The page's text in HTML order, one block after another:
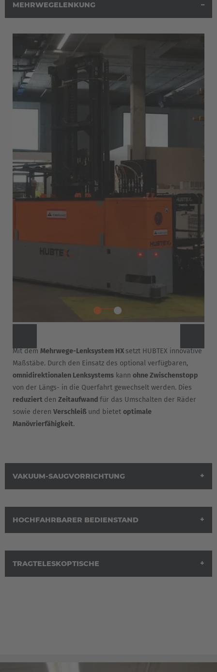
MEHRWEGELENKUNG
Mit dem Mehrwege-Lenksystem HX setzt HUBTEX innovative
Maßstäbe. Durch den Einsatz des optional verfügbaren,
omnidirektionalen Lenksystems kann ohne Zwischenstopp
von der Längs- in die Querfahrt gewechselt werden. Dies
reduziert den Zeitaufwand für das Umschalten der Räder
sowie deren Verschleiß und bietet optimale
Manövrierfähigkeit.
VAKUUM-SAUGVORRICHTUNG
HOCHFAHRBARER BEDIENSTAND
TRAGTELESKOPTISCHE